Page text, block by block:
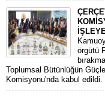
örgütü
Toplumsal Bütünlüğün
Komisyonu'nda kabul edildi.